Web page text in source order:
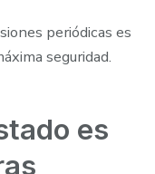
periódicas es
seguridad.
es